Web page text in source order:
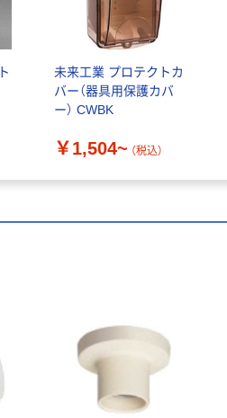
未来工業 プロテクトカ
バー（器具用保護カバ
ー） CWBK
￥1,504~ （税込）